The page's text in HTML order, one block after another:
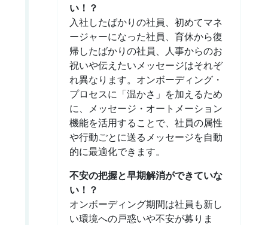
い！？
入社したばかりの社員、初めてマネ
ージャーになった社員、育休から復
帰したばかりの社員、人事からのお
祝いや伝えたいメッセージはそれぞ
れ異なります。オンボーディング・
プロセスに「温かさ」を加えるため
に、メッセージ・オートメーション
機能を活用することで、社員の属性
や行動ごとに送るメッセージを自動
的に最適化できます。
不安の把握と早期解消ができていな
い！？
オンボーディング期間は社員も新し
い環境への戸惑いや不安が募りま